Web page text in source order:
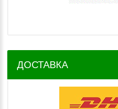
ДОСТАВКА